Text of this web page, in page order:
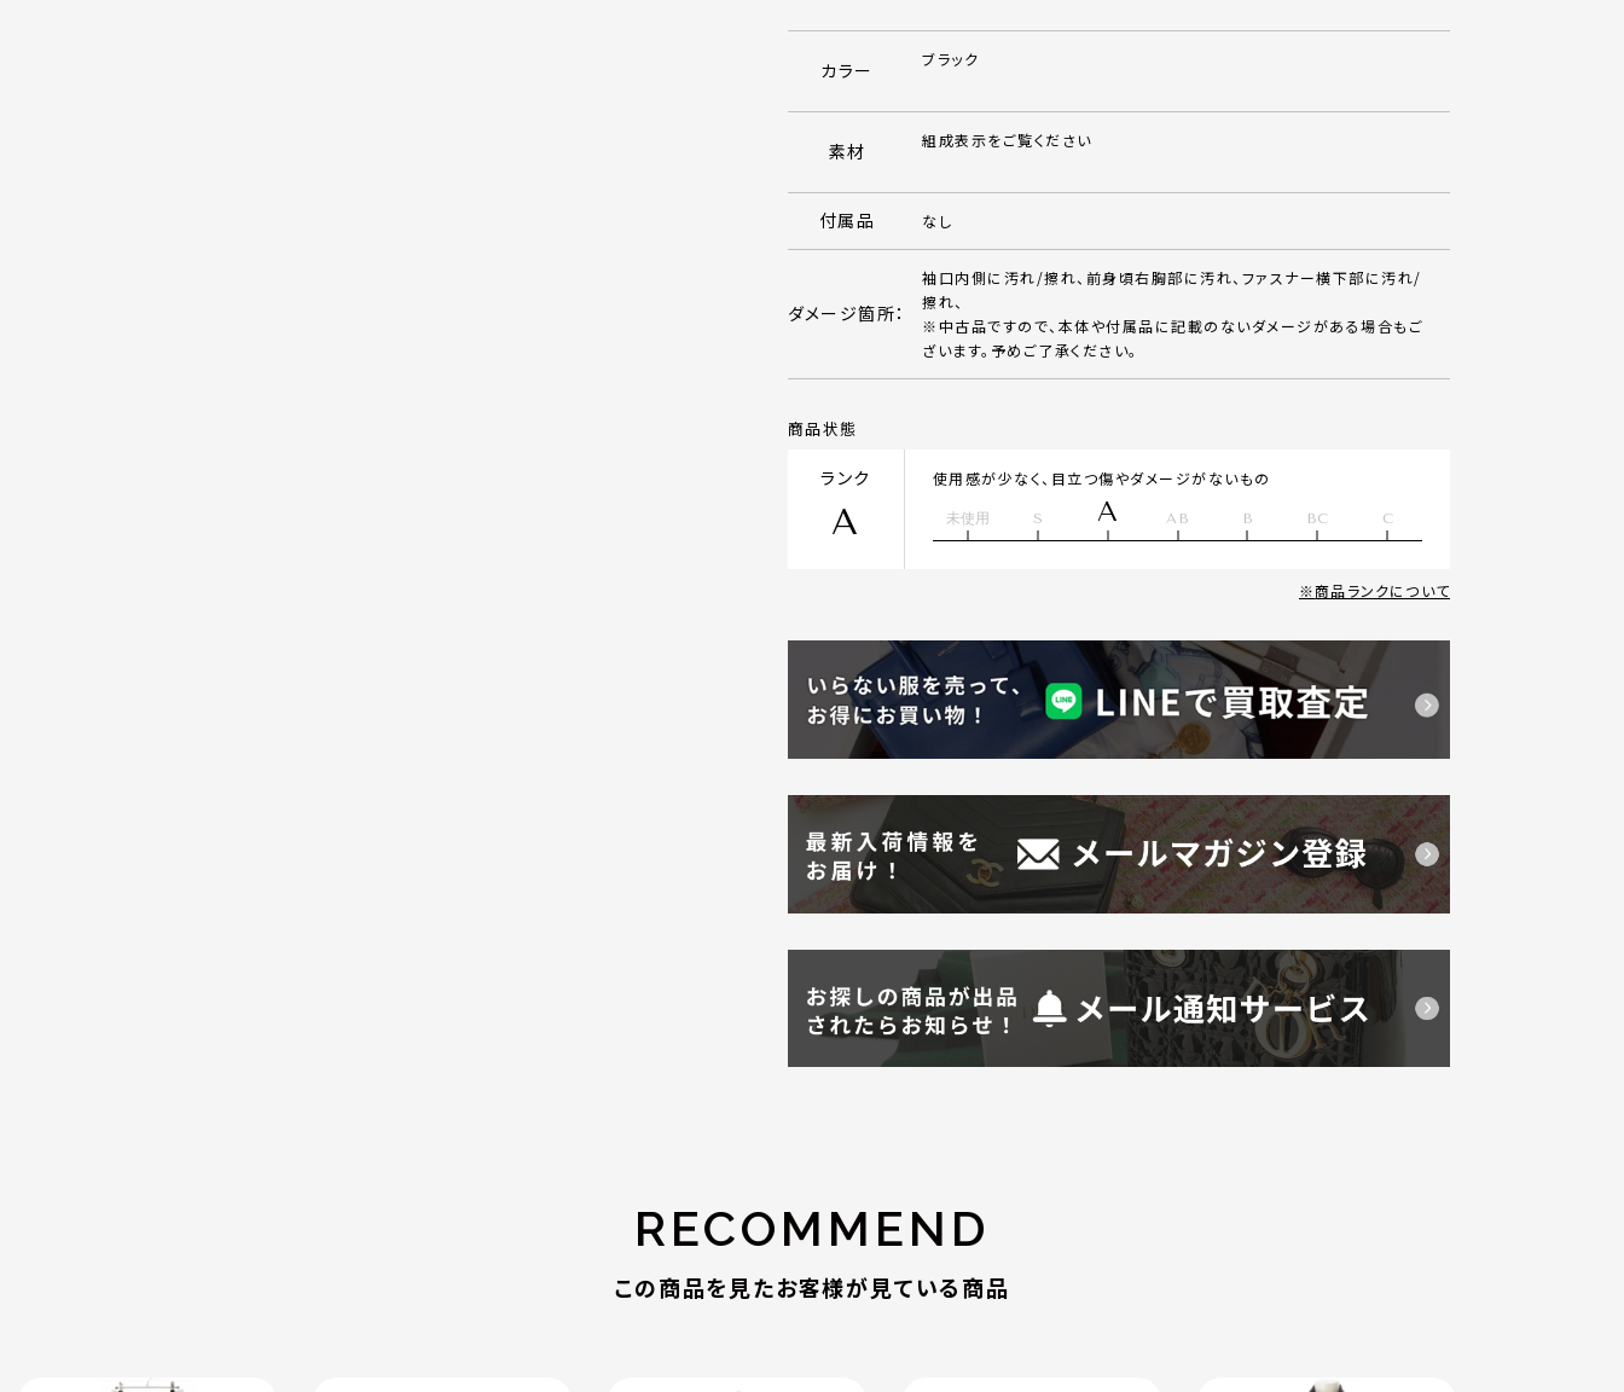
カラー ブラック
素材 組成表示をご覧ください
付属品 なし
ダメージ箇所：
袖口内側に汚れ/擦れ、前身頃右胸部に汚れ、ファスナー横下部に汚れ/
擦れ、
※中古品ですので、本体や付属品に記載のないダメージがある場合もご
ざいます。予めご了承ください。
商品状態
ランク
A
使用感が少なく、目立つ傷やダメージがないもの
未使用 S A AB B BC C
商品ランクについて
RECOMMEND
この商品を見たお客様が見ている商品